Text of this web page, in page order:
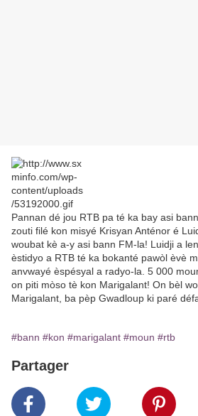
Pannan dé jou RTB pa té ka bay asi
zouti filé kon misyé Krisyan Anténor é
woubat kè a-y asi bann FM-la! Luidji a
èstidyo a RTB té ka bokanté pawòl èvè
anvwayé èspésyal a radyo-la. 5 000
on piti mòso tè kon Marigalant! On bèl
Marigalant, ba pèp Gwadloup ki paré
#bann #kon #marigalant #moun #rtb
Partager